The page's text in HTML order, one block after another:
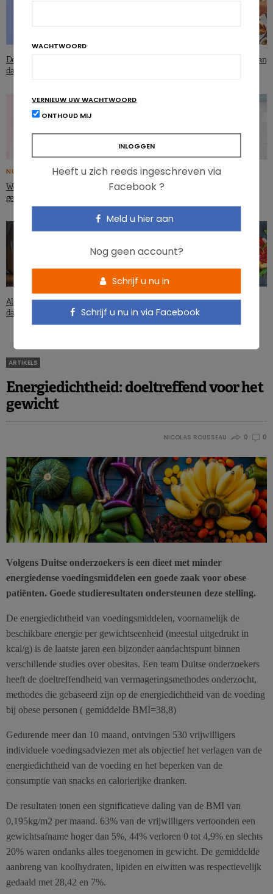
De hersen-darm-as en de
darmmicrobiota in beeld
Mentale gezondheid: het geheim van
NUTRIGRAPHICS
Welke voeding voor de mentale
gezondheid?
Voeding en mentale gezondheid
Alcohol en angst: speelt het
darmmicrobioom een rol?
Fingerfood in de strijd tegen
ondervoeding?
ARTIKELS
Energiedichtheid: doeltreffend voor het
gewicht
NICOLAS ROUSSEAU 0 0
Volgens Duitse onderzoekers is een dieet met minder
energiedense voedingsmiddelen een goede zaak voor obese
patiënten. Goede studieresultaten ondersteunen deze stelling.
De energiedichtheid van voedingsmiddelen, voornamelijk de
beschikbare energie per gewichtseenheid (meestal uitgedrukt in
kcal/g) is de laatste jaren een bijzonder aandachtspunt binnen
verschillende studies over obesitas. Een team Duitse onderzoekers
heeft de doeltreffendheid van vermageringsmethodes onderzocht,
methodes die gebaseerd zijn op de energiedichtheid van de voeding
bij obese personen ( gemiddelde BMI=38,8)
Gedurende meer dan 10 maand, ontvingen 530 vrijwilligers
individuele voedingsadviezen met als objectief het verlagen van de
energiedichtheid van de voeding en het beperken van de
consumptie van snacks en calorierijke dranken.
De resultaten tonen een significatieve daling van de BMI van
0,195kg/m2 per maand. 63% van de vrijwilligers vertoonden een
gewichtsafname hoger dan 5%, 44% verloren 0 tot 4,9% en slechts
20% waren ondanks alles toegenomen in gewicht. De gemiddelde
aanbreng van koolhydraten, lipiden en eiwitten was respectievelijk
gedaald met 28,42 en 7%.
WACHTWOORD
VERNIEUW UW WACHTWOORD
ONTHOUD MIJ
Heeft u zich reeds ingeschreven via
Facebook ?
Meld u hier aan
Nog geen account?
Schrijf u nu in
Schrijf u nu in via Facebook